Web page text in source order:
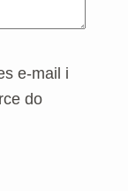
e-mail i
do